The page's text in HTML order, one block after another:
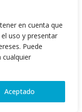
en cuenta que
uso y presentar
Puede
cualquier
Aceptado
reservados.